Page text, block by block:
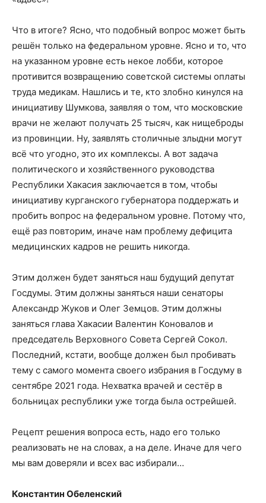
Что в итоге? Ясно, что подобный вопрос может быть
решён только на федеральном уровне. Ясно и то, что
на указанном уровне есть некое лобби, которое
противится возвращению советской системы оплаты
труда медикам. Нашлись и те, кто злобно кинулся на
инициативу Шумкова, заявляя о том, что московские
врачи не желают получать 25 тысяч, как нищеброды
из провинции. Ну, заявлять столичные злыдни могут
всё что угодно, это их комплексы. А вот задача
политического и хозяйственного руководства
Республики Хакасия заключается в том, чтобы
инициативу курганского губернатора поддержать и
пробить вопрос на федеральном уровне. Потому что,
ещё раз повторим, иначе нам проблему дефицита
медицинских кадров не решить никогда.
Этим должен будет заняться наш будущий депутат
Госдумы. Этим должны заняться наши сенаторы
Александр Жуков и Олег Земцов. Этим должны
заняться глава Хакасии Валентин Коновалов и
председатель Верховного Совета Сергей Сокол.
Последний, кстати, вообще должен был пробивать
тему с самого момента своего избрания в Госдуму в
сентябре 2021 года. Нехватка врачей и сестёр в
больницах республики уже тогда была острейшей.
Рецепт решения вопроса есть, надо его только
реализовать не на словах, а на деле. Иначе для чего
мы вам доверяли и всех вас избирали…
Константин Обеленский